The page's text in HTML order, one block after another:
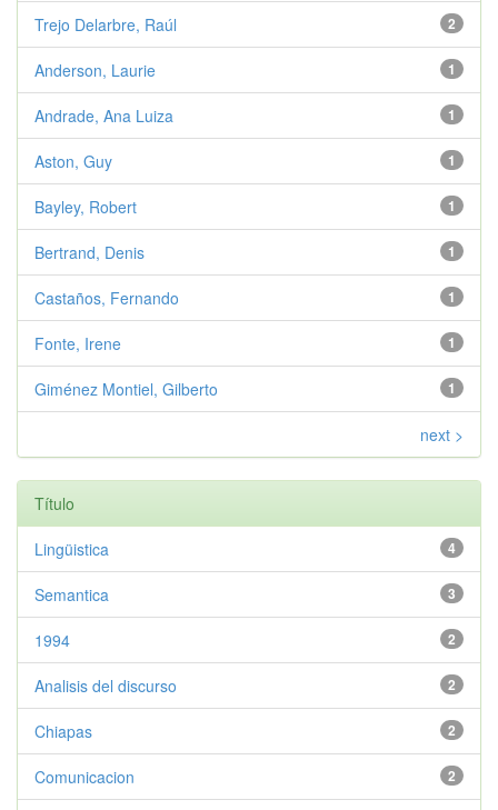
2
Trejo Delarbre, Raúl
1
Anderson, Laurie
1
Andrade, Ana Luiza
1
Aston, Guy
1
Bayley, Robert
1
Bertrand, Denis
1
Castaños, Fernando
1
Fonte, Irene
1
Giménez Montiel, Gilberto
next >
Título
4
Lingüistica
3
Semantica
2
1994
2
Analisis del discurso
2
Chiapas
2
Comunicacion